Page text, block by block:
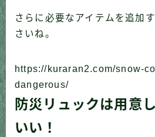
さらに必要なアイテムを追加
さいね。
https://kuraran2.com/snow-
dangerous/
防災リュックは用意
いい！